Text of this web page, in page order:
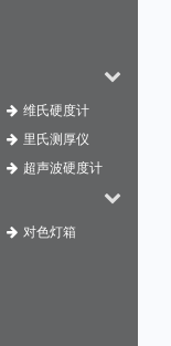
维氏硬度计
里氏测厚仪
超声波硬度计
对色灯箱